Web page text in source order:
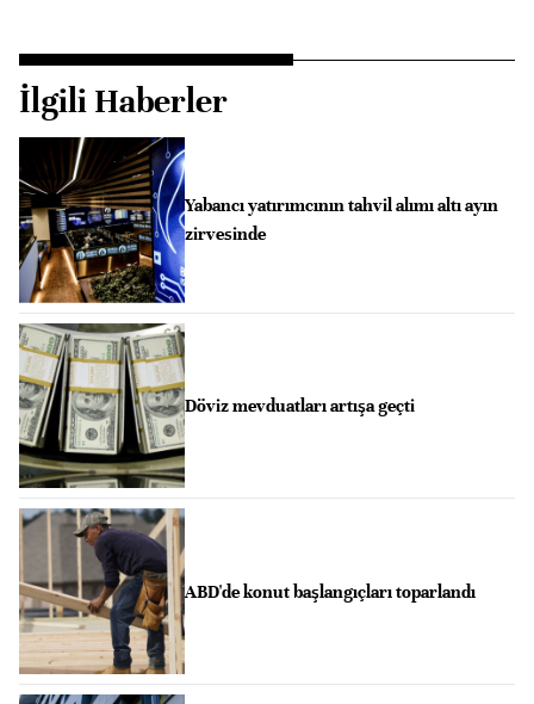
İlgili Haberler
Yabancı yatırımcının tahvil alımı altı ayın
zirvesinde
Döviz mevduatları artışa geçti
ABD'de konut başlangıçları toparlandı